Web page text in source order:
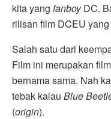
kita yang fanboyDC.
rilisan film DCEU
Salah satu dari
Film ini merupakan
bernama sama. Nah
tebak kalau Blue
(origin).